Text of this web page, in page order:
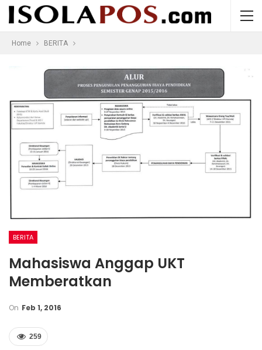
Home BERITA
BERITA
Mahasiswa Anggap UKT
Memberatkan
On Feb 1, 2016
259